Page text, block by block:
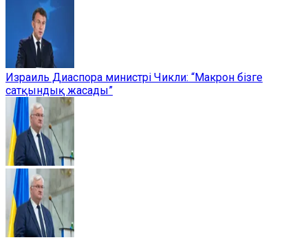
Израиль Диаспора министрі Чикли: “Макрон бізге
сатқындық жасады”